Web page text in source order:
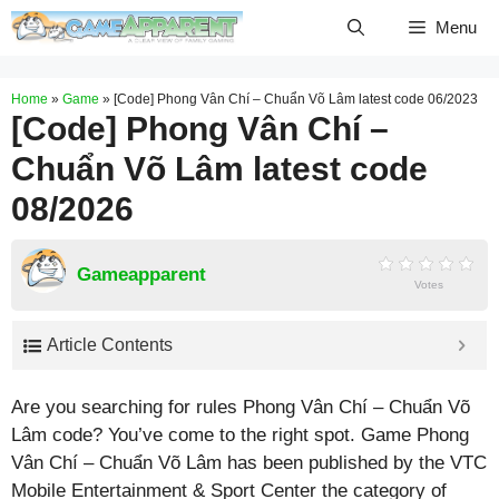
Skip
Menu
Home » Game » [Code] Phong Vân Chí – Chuẩn Võ Lâm latest code 06/2023
[Code] Phong Vân Chí –
Chuẩn Võ Lâm latest code
08/2026
Gameapparent Votes
Article Contents
Are you searching for rules Phong Vân Chí – Chuẩn Võ
Lâm code? You’ve come to the right spot. Game Phong
Vân Chí – Chuẩn Võ Lâm has been published by the VTC
Mobile Entertainment & Sport Center the category of